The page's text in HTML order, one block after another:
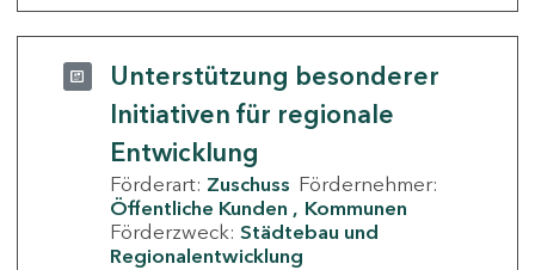
Unterstützung besonderer
Initiativen für regionale
Entwicklung
Förderart: Zuschuss Fördernehmer:
Öffentliche Kunden
Kommunen
Förderzweck: Städtebau und
Regionalentwicklung